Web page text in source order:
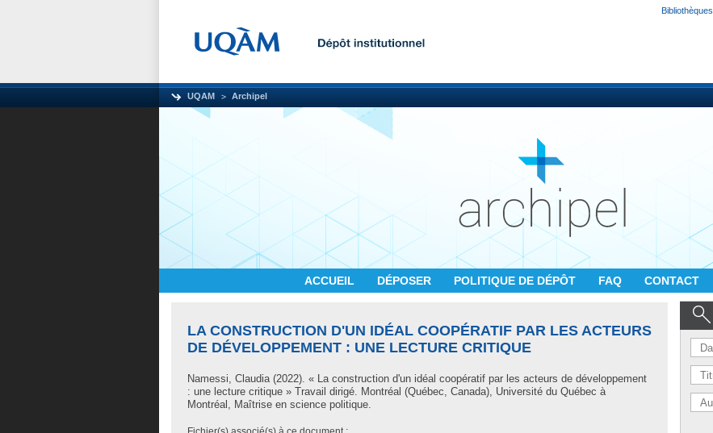
Bibliothèques
UQAM Archipel
ACCUEIL DÉPOSER POLITIQUE DE DÉPÔT FAQ CONTACT
LA CONSTRUCTION D'UN IDÉAL COOPÉRATIF PAR LES ACTEURS
DE DÉVELOPPEMENT : UNE LECTURE CRITIQUE
Namessi, Claudia(2022). « La construction d'un idéal coopératif par les acteurs de développement
: une lecture critique » Travail dirigé. Montréal (Québec, Canada), Université du Québec à
Montréal, Maîtrise en science politique.